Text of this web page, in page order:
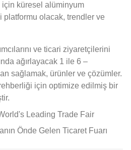
için küresel alüminyum
olacak, trendler ve
ve ticari ziyaretçilerini
ağırlayacak 1 ile 6 –
sağlamak, ürünler ve çözümler.
için optimize edilmiş bir
Önde Gelen Ticaret Fuarı